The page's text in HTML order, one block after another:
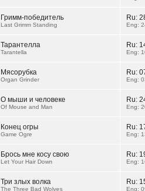
Гримм-победитель
Last Grimm Standing
Ru:
Eng:
Тарантелла
Tarantella
Ru:
Eng:
Мясорубка
Organ Grinder
Ru:
Eng:
О мыши и человеке
Of Mouse and Man
Ru:
Eng:
Конец огры
Game Ogre
Ru:
Eng:
Брось мне косу свою
Let Your Hair Down
Ru:
Eng:
Три злых волка
The Three Bad Wolves
Ru:
Eng: